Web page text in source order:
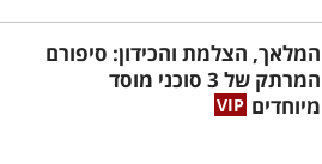
המלאך, הצלמת והכידון: סיפורם
המרתק של 3 סוכני מוסד
מיוחדים